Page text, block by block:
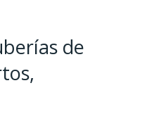
de